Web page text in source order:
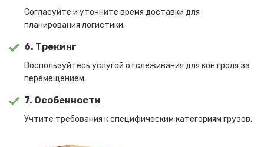
Согласуйте и уточните время доставки для
планирования логистики.
6. Трекинг
Воспользуйтесь услугой отслеживания для контроля за
перемещением.
7. Особенности
Учтите требования к специфическим категориям грузов.